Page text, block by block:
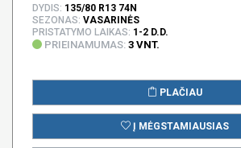
DYDIS: 135/80 R13 74N
SEZONAS: VASARINĖS
PRISTATYMO LAIKAS: 1-2 D.D.
PRIEINAMUMAS: 3 VNT.
PLAČIAU
Į MĖGSTAMIAUSIAS